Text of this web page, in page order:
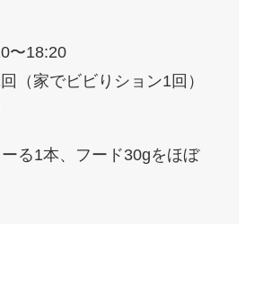
〜18:20
（家でビビりション1回）
る1本、フード30gをほぼ